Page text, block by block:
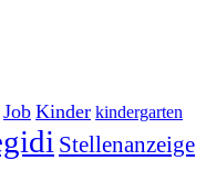
Job Kinder kindergarten
Stellenanzeige